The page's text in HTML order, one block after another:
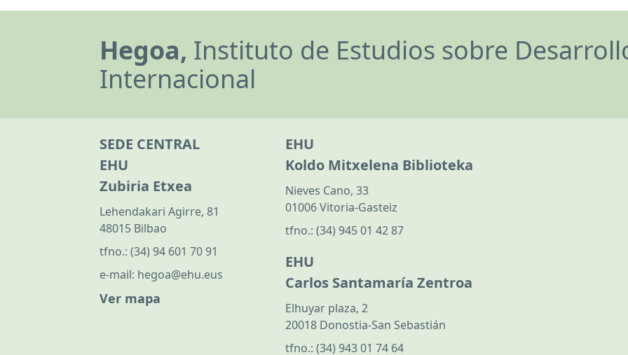
Hegoa, Instituto de Estudios sobre
Internacional
SEDE CENTRAL
EHU
Zubiria Etxea
Lehendakari Agirre, 81
48015 Bilbao
tfno.: (34) 94 601 70 91
e-mail: hegoa@ehu.eus
Ver mapa
EHU
Koldo Mitxelena Biblioteka
Nieves Cano, 33
01006 Vitoria-Gasteiz
tfno.: (34) 945 01 42 87
EHU
Carlos Santamaría Zentroa
Elhuyar plaza, 2
20018 Donostia-San Sebastián
tfno.: (34) 943 01 74 64